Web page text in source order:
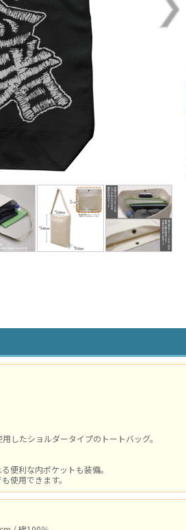
したショルダータイプのトートバッグ。
便利な内ポケットも装備。
使用できます。